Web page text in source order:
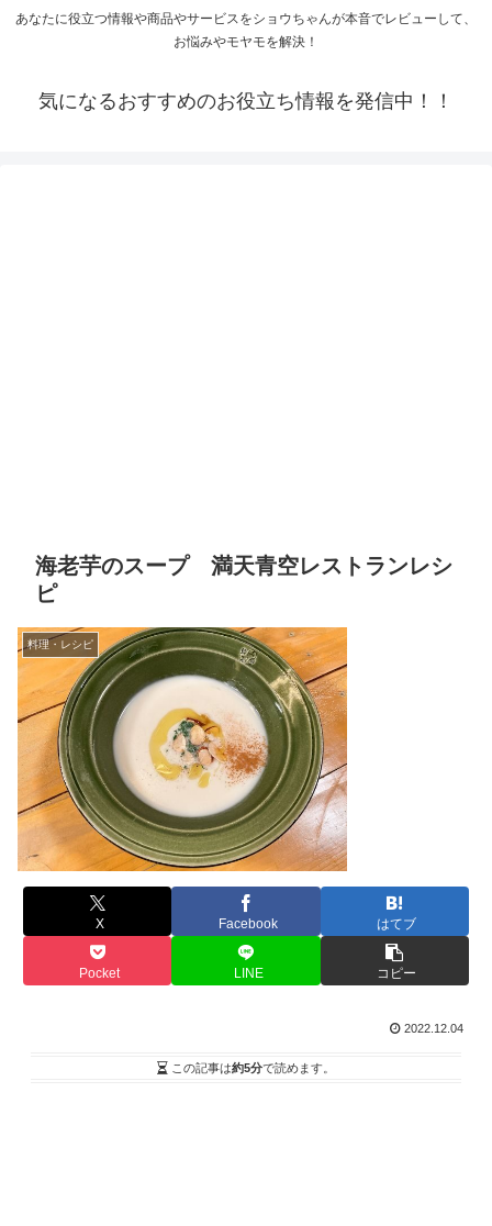
あなたに役立つ情報や商品やサービスをショウちゃんが本音でレビューして、
お悩みやモヤモを解決！
気になるおすすめのお役立ち情報を発信中！！
海老芋のスープ 満天青空レストランレシ
ピ
料理・レシピ
X Facebook はてブ
Pocket LINE コピー
2022.12.04
この記事は約5分で読めます。